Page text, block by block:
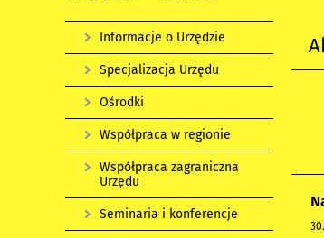
Informacje o Urzędzie
Specjalizacja Urzędu
Ośrodki
Współpraca w regionie
Współpraca zagraniczna
Urzędu
Seminaria i konferencje